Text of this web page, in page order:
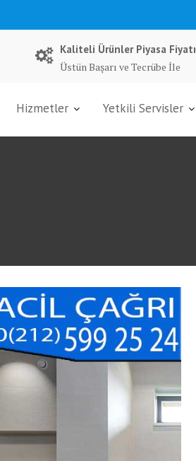
Kaliteli Ürünler Piyasa Fiyatı
Üstün Başarı ve Tecrübe İle
Hizmetler Yetkili Servisler